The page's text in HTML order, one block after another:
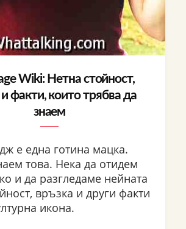
Wiki: Нетна стойност,
и факти, които трябва да
знаем
е една готина мацка.
това. Нека да отидем
и да разгледаме нейната
връзка и други факти
икона.